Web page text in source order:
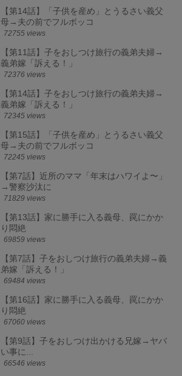
【第14話】「子供を産め」とうるさい義父
母→夫の前でフルボッコ
72755 views
【第11話】子をおしつけ旅行の義弟夫婦→
義弟嫁「訴える！」
72376 views
【第14話】子をおしつけ旅行の義弟夫婦→
義弟嫁「訴える！」
72345 views
【第15話】「子供を産め」とうるさい義父
母→夫の前でフルボッコ
72245 views
【第7話】近所のママ「年末はハワイよ〜」
→警察沙汰に
71829 views
【第13話】家に勝手に入る義母、罠にかか
り悶絶
69859 views
【第7話】子をおしつけ旅行の義弟夫婦→義
弟嫁「訴える！」
69484 views
【第16話】家に勝手に入る義母、罠にかか
り悶絶
67060 views
【第9話】子をおしつけ出かける兄嫁→ヤバ
い事に...
66546 views